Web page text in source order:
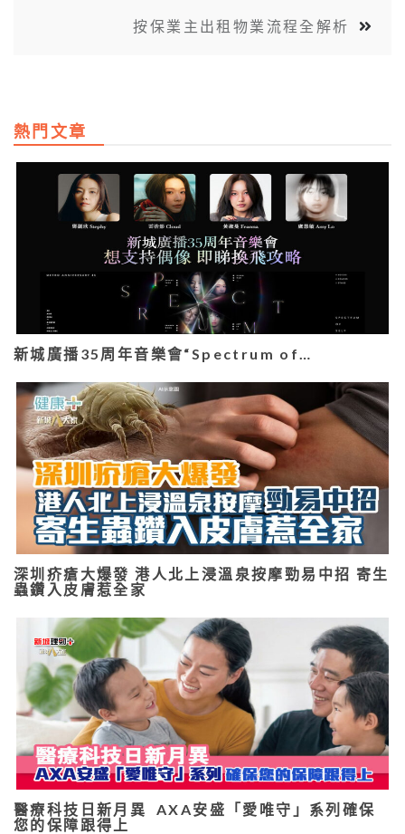
按保業主出租物業流程全解析
熱門文章
新城廣播35周年音樂會“Spectrum of…
深圳疥瘡大爆發 港人北上浸溫泉按摩勁易中招 寄生
蟲鑽入皮膚惹全家
醫療科技日新月異 AXA安盛「愛唯守」系列確保
您的保障跟得上